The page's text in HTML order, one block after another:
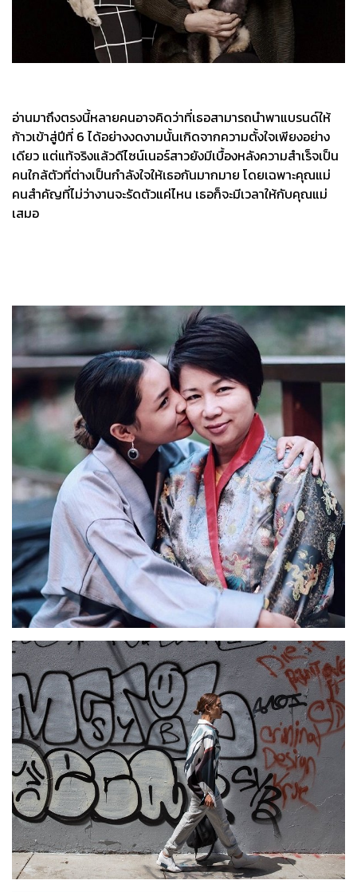
อ่านมาถึงตรงนี้หลายคนอาจคิดว่าที่เธอสามารถนำพาแบรนด์ให้
ก้าวเข้าสู่ปีที่ 6 ได้อย่างงดงามนั้นเกิดจากความตั้งใจเพียงอย่าง
เดียว แต่แท้จริงแล้วดีไซน์เนอร์สาวยังมีเบื้องหลังความสำเร็จเป็น
คนใกล้ตัวที่ต่างเป็นกำลังใจให้เธอกันมากมาย โดยเฉพาะคุณแม่
คนสำคัญที่ไม่ว่างานจะรัดตัวแค่ไหน เธอก็จะมีเวลาให้กับคุณแม่
เสมอ